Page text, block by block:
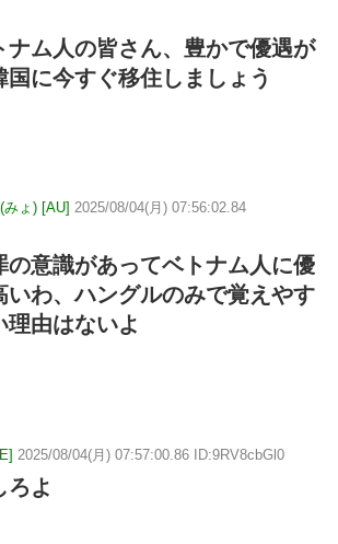
ナム人の皆さん、豊かで優遇が
に今すぐ移住しましょう
みょ) [AU] 2025/08/04(月) 07:56:02.84
の意識があってベトナム人に優
いわ、ハングルのみで覚えやす
理由はないよ
2025/08/04(月) 07:57:00.86 ID:9RV8cbGl0
ろよ